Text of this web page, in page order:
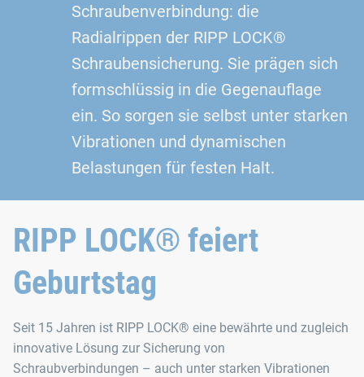
Schraubenverbindung: die
Radialrippen der RIPP LOCK®
Schraubensicherung. Sie prägen sich
formschlüssig in die Gegenauflage
ein. So sorgen sie selbst unter starken
Vibrationen und dynamischen
Belastungen für festen Halt.
RIPP LOCK® feiert
Geburtstag
Seit 15 Jahren ist RIPP LOCK® eine bewährte und zugleich
innovative Lösung zur Sicherung von
Schraubverbindungen – auch unter starken Vibrationen